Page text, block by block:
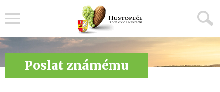
Poslat známému